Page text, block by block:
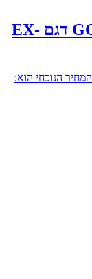
קורקינט חשמלי GO WHEELS דגם EX-
המחיר הנוכחי הוא: